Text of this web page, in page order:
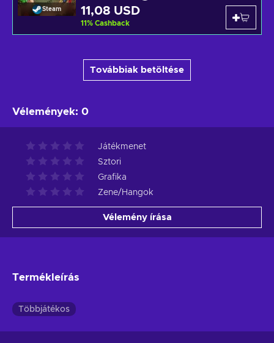
Steam 11,08 USD
11% Cashback
Továbbiak betöltése
Vélemények: 0
Játékmenet
Sztori
Grafika
Zene/Hangok
Vélemény írása
Termékleírás
Többjátékos